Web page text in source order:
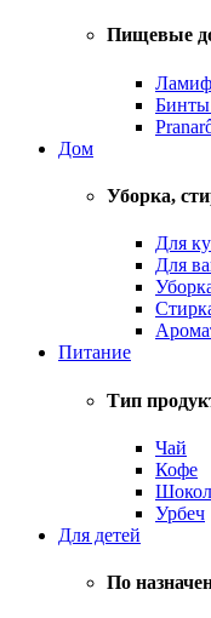
Пищевые
Бинты
Дом
Уборка,
Для
Для
Питание
Тип
Чай
Кофе
Урбеч
Для детей
По